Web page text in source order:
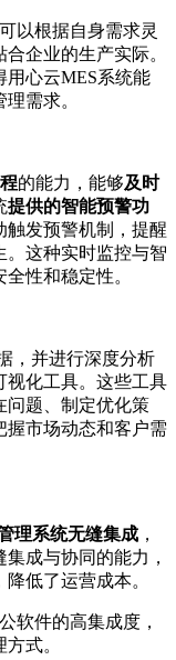
以根据自身需求灵
企业的生产实际。
用心云MES系统能
需求。
的能力，能够及时
提供的智能预警功
触发预警机制，提醒
。这种实时监控与智
性和稳定性。
，并进行深度分析
视化工具。这些工具
问题、制定优化策
握市场动态和客户需
理系统无缝集成 ，
集成与协同的能力，
低了运营成本。
件的高集成度，
式。